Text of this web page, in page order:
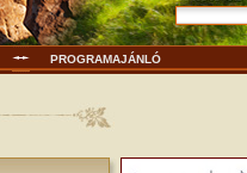
PROGRAMAJÁNLÓ